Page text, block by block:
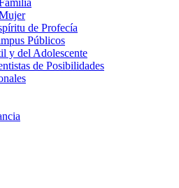
de Profecía
Públicos
y del Adolescente
de Posibilidades